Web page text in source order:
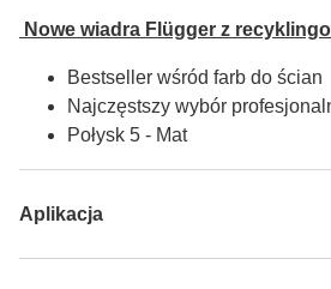
Nowe wiadra Flügger z
Bestseller wśród farb do ścian
Najczęstszy wybór
Połysk 5 - Mat
Aplikacja